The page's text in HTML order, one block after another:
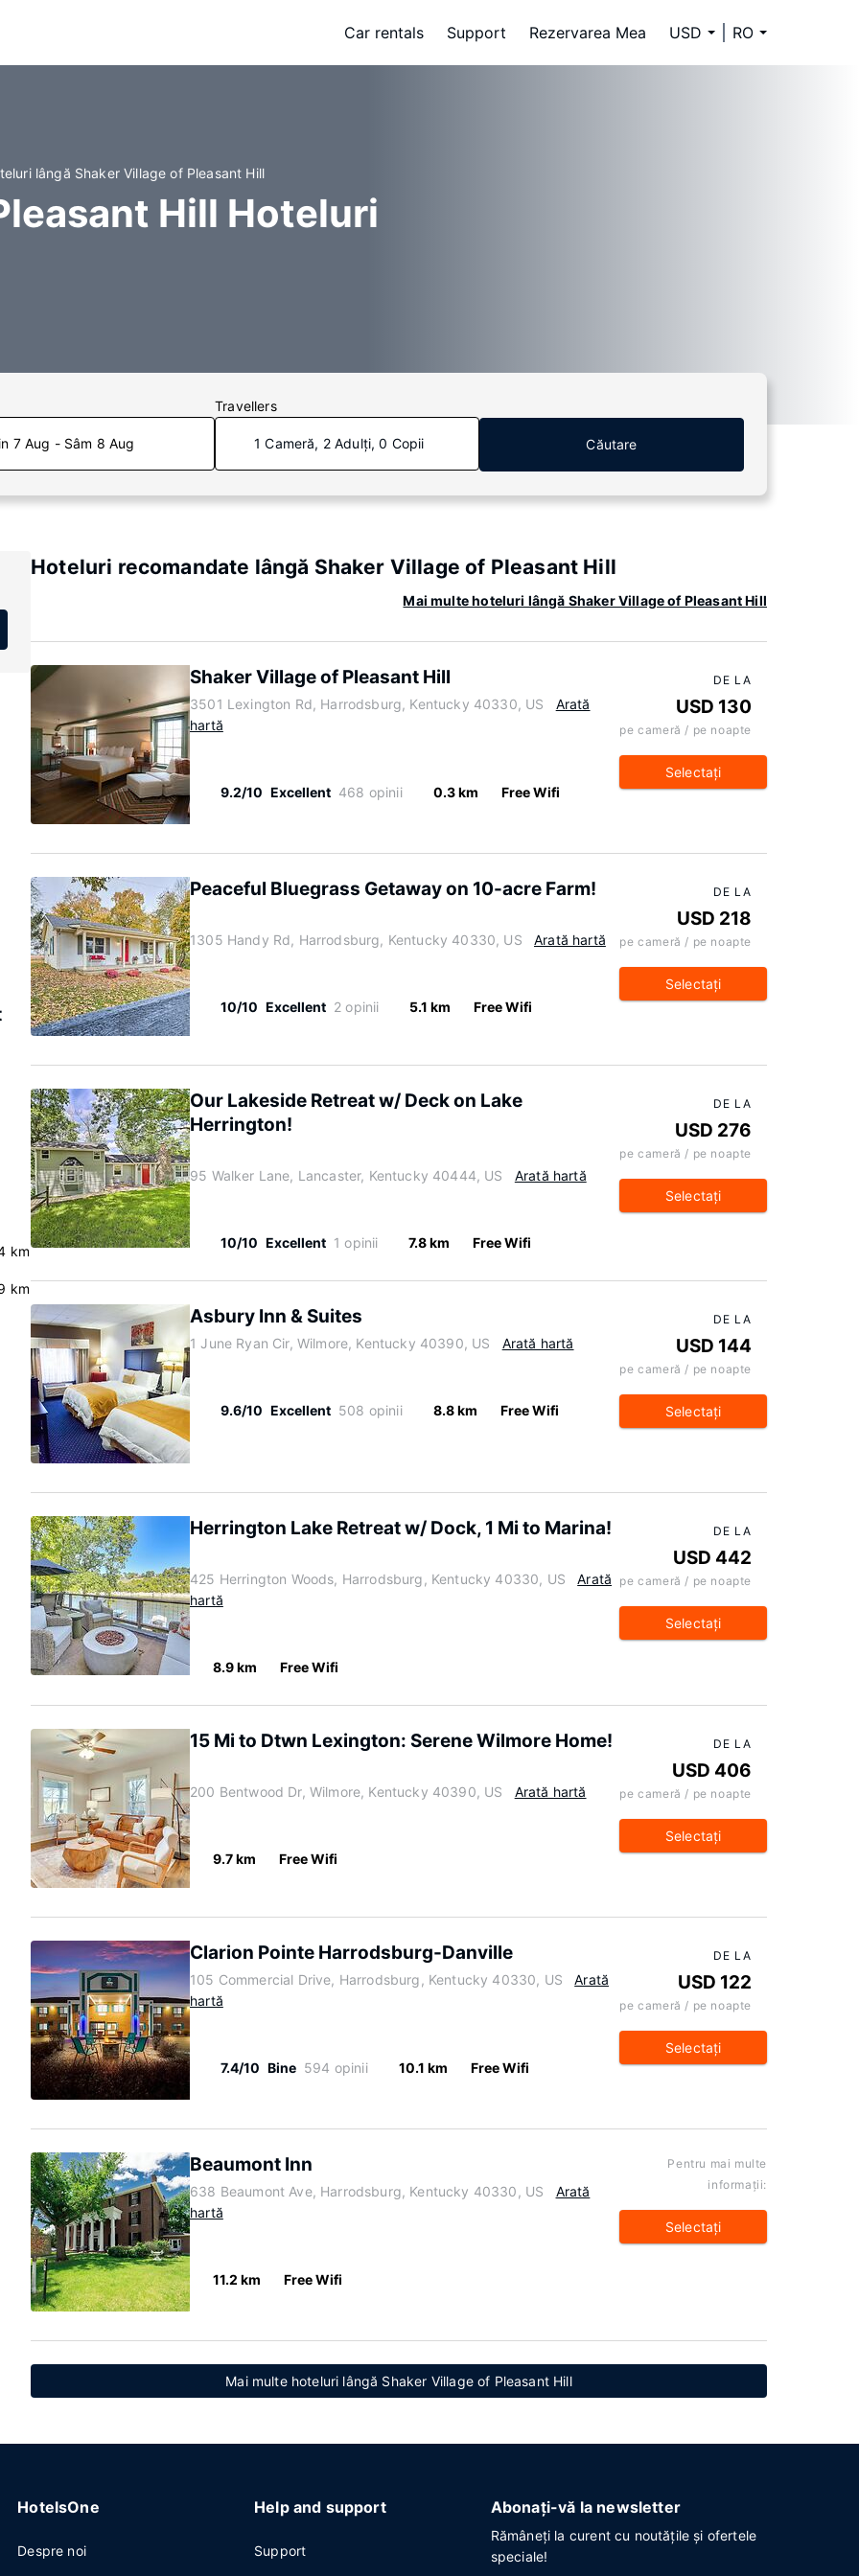
Car rentals Support Rezervarea Mea USD RO
lângă Shaker Village of Pleasant Hill
Hill Hoteluri
7 Aug - Sâm 8 Aug
Travellers
1 Cameră, 2 Adulți, 0 Copii Căutare
km
km
Hoteluri recomandate lângă Shaker Village of Pleasant Hill
Mai multe hoteluri lângă Shaker Village of Pleasant Hill
Shaker Village of Pleasant Hill
3501 Lexington Rd, Harrodsburg, Kentucky 40330, US
Arată
hartă
9.2/10 Excellent 468 opinii 0.3 km Free Wifi
DE LA
USD 130
pe cameră / pe noapte
Selectaţi
Peaceful Bluegrass Getaway on 10-acre Farm!
1305 Handy Rd, Harrodsburg, Kentucky 40330, US Arată hartă
10/10 Excellent 2 opinii 5.1 km Free Wifi
DE LA
USD 218
pe cameră / pe noapte
Selectaţi
Our Lakeside Retreat w/ Deck on Lake
Herrington!
95 Walker Lane, Lancaster, Kentucky 40444, US Arată hartă
10/10 Excellent 1 opinii 7.8 km Free Wifi
DE LA
USD 276
pe cameră / pe noapte
Selectaţi
Asbury Inn & Suites
1 June Ryan Cir, Wilmore, Kentucky 40390, US Arată hartă
9.6/10 Excellent 508 opinii 8.8 km Free Wifi
DE LA
USD 144
pe cameră / pe noapte
Selectaţi
Herrington Lake Retreat w/ Dock, 1 Mi to Marina!
425 Herrington Woods, Harrodsburg, Kentucky 40330, US
Arată
hartă
8.9 km Free Wifi
DE LA
USD 442
pe cameră / pe noapte
Selectaţi
15 Mi to Dtwn Lexington: Serene Wilmore Home!
200 Bentwood Dr, Wilmore, Kentucky 40390, US Arată hartă
9.7 km Free Wifi
DE LA
USD 406
pe cameră / pe noapte
Selectaţi
Clarion Pointe Harrodsburg-Danville
105 Commercial Drive, Harrodsburg, Kentucky 40330, US
Arată
hartă
7.4/10 Bine 594 opinii 10.1 km Free Wifi
DE LA
USD 122
pe cameră / pe noapte
Selectaţi
Beaumont Inn
638 Beaumont Ave, Harrodsburg, Kentucky 40330, US
Arată
hartă
11.2 km Free Wifi
Pentru mai multe
informaţii:
Selectaţi
Mai multe hoteluri lângă Shaker Village of Pleasant Hill
HotelsOne
Despre noi
Help and support
Support
Abonați-vă la newsletter
Rămâneți la curent cu noutățile și ofertele
speciale!